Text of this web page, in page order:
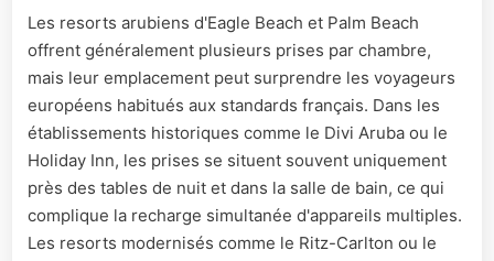
Les resorts arubiens d'Eagle Beach et Palm Beach
offrent généralement plusieurs prises par chambre,
mais leur emplacement peut surprendre les voyageurs
européens habitués aux standards français. Dans les
établissements historiques comme le Divi Aruba ou le
Holiday Inn, les prises se situent souvent uniquement
près des tables de nuit et dans la salle de bain, ce qui
complique la recharge simultanée d'appareils multiples.
Les resorts modernisés comme le Ritz-Carlton ou le